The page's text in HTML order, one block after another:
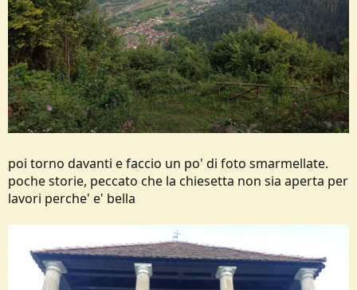
poi torno davanti e faccio un po' di foto smarmellate.
poche storie, peccato che la chiesetta non sia aperta per
lavori perche' e' bella